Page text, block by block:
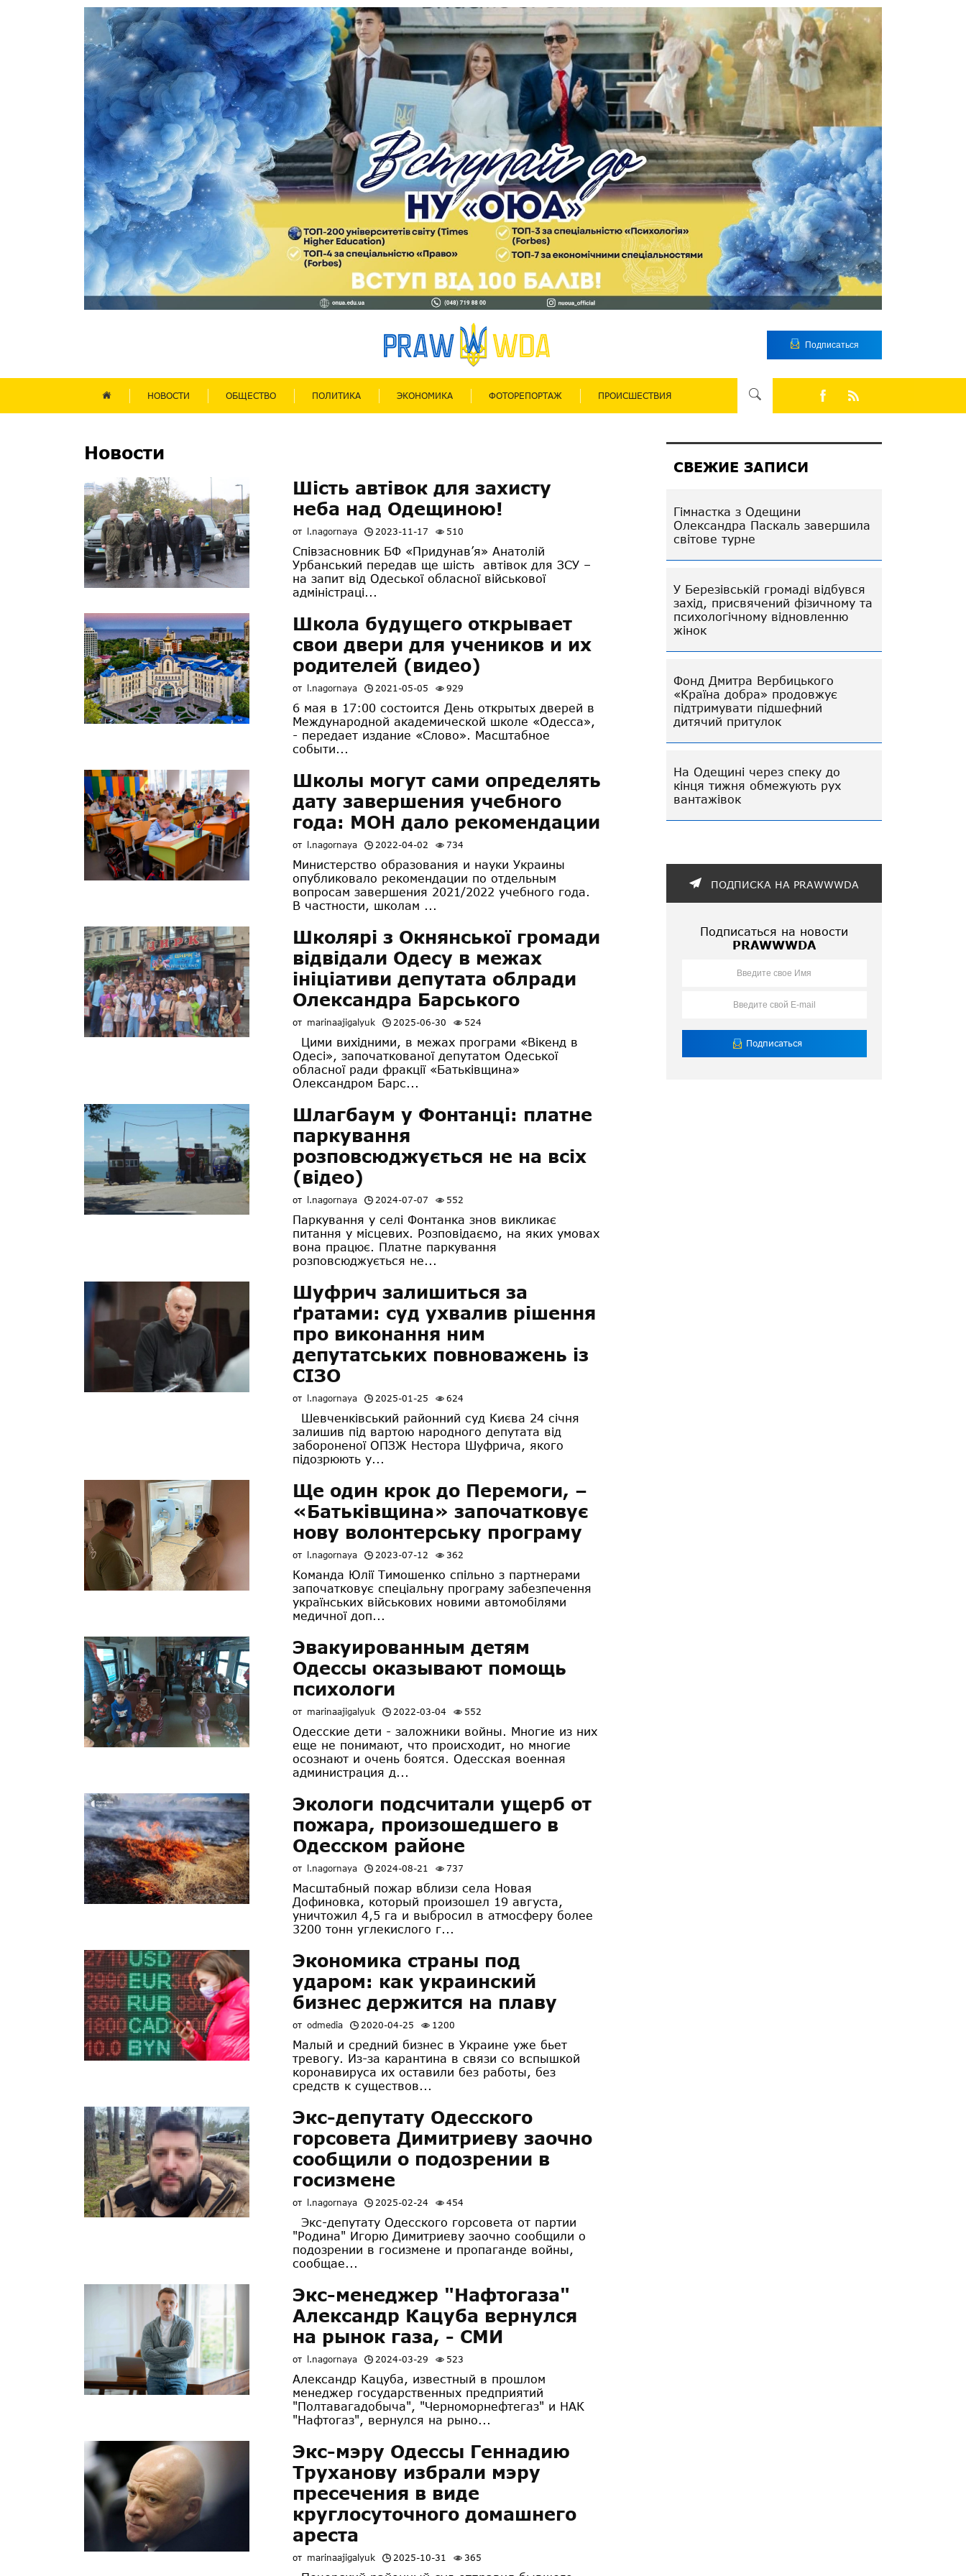
Подписаться
НОВОСТИ ОБЩЕСТВО ПОЛИТИКА ЭКОНОМИКА ФОТОРЕПОРТАЖ ПРОИСШЕСТВИЯ
Новости
Шість автівок для захисту
неба над Одещиною!
от l.nagornaya 2023-11-17 510
Співзасновник БФ «Придунав’я» Анатолій
Урбанський передав ще шість автівок для ЗСУ –
на запит від Одеської обласної військової
адміністраці...
Школа будущего открывает
свои двери для учеников и их
родителей (видео)
от l.nagornaya 2021-05-05 929
6 мая в 17:00 состоится День открытых дверей в
Международной академической школе «Одесса»,
- передает издание «Слово». Масштабное
событи...
Школы могут сами определять
дату завершения учебного
года: МОН дало рекомендации
от l.nagornaya 2022-04-02 734
Министерство образования и науки Украины
опубликовало рекомендации по отдельным
вопросам завершения 2021/2022 учебного года.
В частности, школам ...
Школярі з Окнянської громади
відвідали Одесу в межах
ініціативи депутата облради
Олександра Барського
от marinaajigalyuk 2025-06-30 524
Цими вихідними, в межах програми «Вікенд в
Одесі», започаткованої депутатом Одеської
обласної ради фракції «Батьківщина»
Олександром Барс...
Шлагбаум у Фонтанці: платне
паркування
розповсюджується не на всіх
(відео)
от l.nagornaya 2024-07-07 552
Паркування у селі Фонтанка знов викликає
питання у місцевих. Розповідаємо, на яких умовах
вона працює. Платне паркування
розповсюджується не...
Шуфрич залишиться за
ґратами: суд ухвалив рішення
про виконання ним
депутатських повноважень із
СІЗО
от l.nagornaya 2025-01-25 624
Шевченківський районний суд Києва 24 січня
залишив під вартою народного депутата від
забороненої ОПЗЖ Нестора Шуфрича, якого
підозрюють у...
Ще один крок до Перемоги, –
«Батьківщина» започатковує
нову волонтерську програму
от l.nagornaya 2023-07-12 362
Команда Юлії Тимошенко спільно з партнерами
започатковує спеціальну програму забезпечення
українських військових новими автомобілями
медичної доп...
Эвакуированным детям
Одессы оказывают помощь
психологи
от marinaajigalyuk 2022-03-04 552
Одесские дети - заложники войны. Многие из них
еще не понимают, что происходит, но многие
осознают и очень боятся. Одесская военная
администрация д...
Экологи подсчитали ущерб от
пожара, произошедшего в
Одесском районе
от l.nagornaya 2024-08-21 737
Масштабный пожар вблизи села Новая
Дофиновка, который произошел 19 августа,
уничтожил 4,5 га и выбросил в атмосферу более
3200 тонн углекислого г...
Экономика страны под
ударом: как украинский
бизнес держится на плаву
от odmedia 2020-04-25 1200
Малый и средний бизнес в Украине уже бьет
тревогу. Из-за карантина в связи со вспышкой
коронавируса их оставили без работы, без
средств к существов...
Экс-депутату Одесского
горсовета Димитриеву заочно
сообщили о подозрении в
госизмене
от l.nagornaya 2025-02-24 454
Экс-депутату Одесского горсовета от партии
"Родина" Игорю Димитриеву заочно сообщили о
подозрении в госизмене и пропаганде войны,
сообщае...
Экс-менеджер "Нафтогаза"
Александр Кацуба вернулся
на рынок газа, - СМИ
от l.nagornaya 2024-03-29 523
Александр Кацуба, известный в прошлом
менеджер государственных предприятий
"Полтавагадобыча", "Черноморнефтегаз" и НАК
"Нафтогаз", вернулся на рыно...
Экс-мэру Одессы Геннадию
Труханову избрали мэру
пресечения в виде
круглосуточного домашнего
ареста
от marinaajigalyuk 2025-10-31 365
СВЕЖИЕ ЗАПИСИ
Гімнастка з Одещини
Олександра Паскаль завершила
світове турне
У Березівській громаді відбувся
захід, присвячений фізичному та
психологічному відновленню
жінок
Фонд Дмитра Вербицького
«Країна добра» продовжує
підтримувати підшефний
дитячий притулок
На Одещині через спеку до
кінця тижня обмежують рух
вантажівок
ПОДПИСКА НА PRAWWWDA
Подписаться на новости
PRAWWWDA